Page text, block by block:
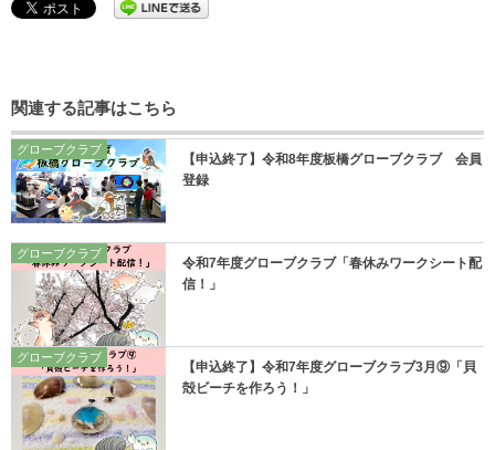
関連する記事はこちら
グローブクラブ
【申込終了】令和8年度板橋グローブクラブ 会員
登録
グローブクラブ
令和7年度グローブクラブ「春休みワークシート配
信！」
グローブクラブ
【申込終了】令和7年度グローブクラブ3月⑨「貝
殻ビーチを作ろう！」